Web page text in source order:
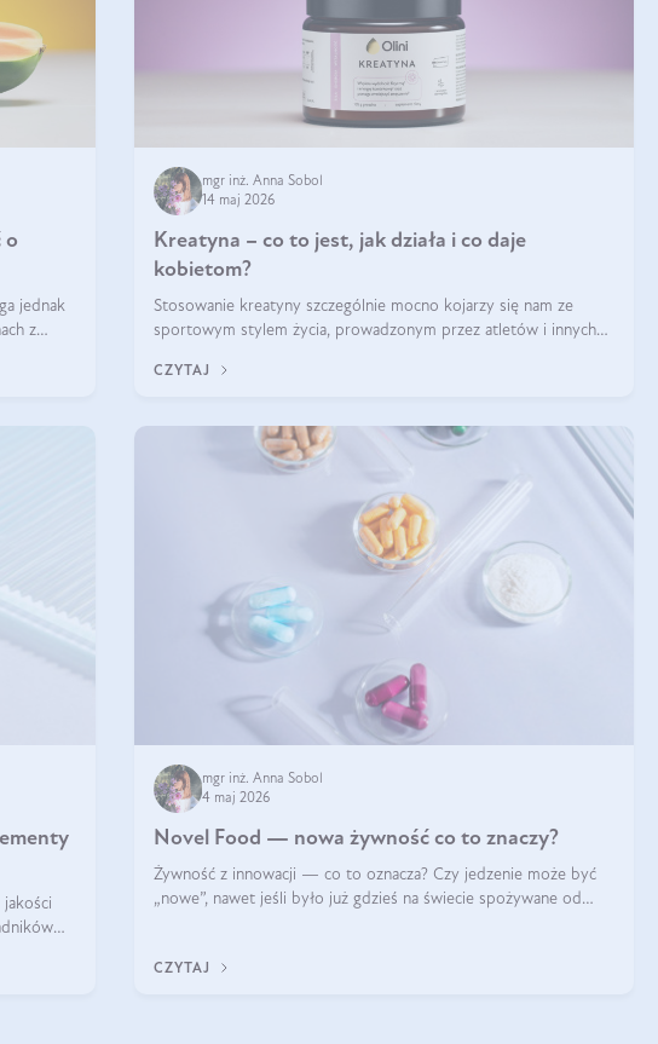
o
jednak
z
mgr inż. Anna Sobol
14 maj 2026
Kreatyna – co to jest, jak działa i co daje
kobietom?
Stosowanie kreatyny szczególnie mocno kojarzy się nam ze
sportowym stylem życia, prowadzonym przez atletów i innych
ten naturalny metabolit aminokwasów poprawia wydolność i
CZYTAJ
mgr inż. Anna Sobol
4 maj 2026
Novel Food — nowa żywność co to znaczy?
Żywność z innowacji — co to oznacza? Czy jedzenie może być
„nowe”, nawet jeśli było już gdzieś na świecie spożywane od
poznasz definicję n
CZYTAJ